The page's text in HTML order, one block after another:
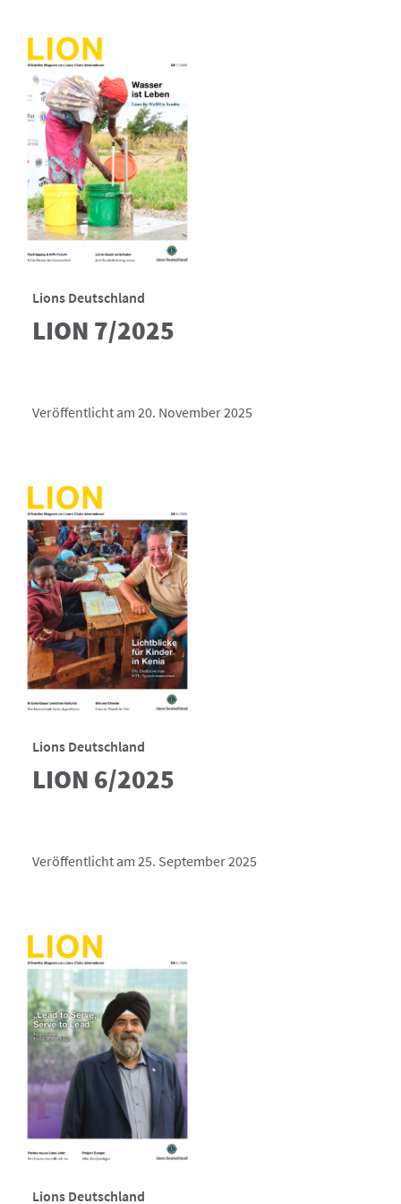
Lions Deutschland
LION 7/2025
Veröffentlicht am 20. November 2025
Lions Deutschland
LION 6/2025
Veröffentlicht am 25. September 2025
Lions Deutschland